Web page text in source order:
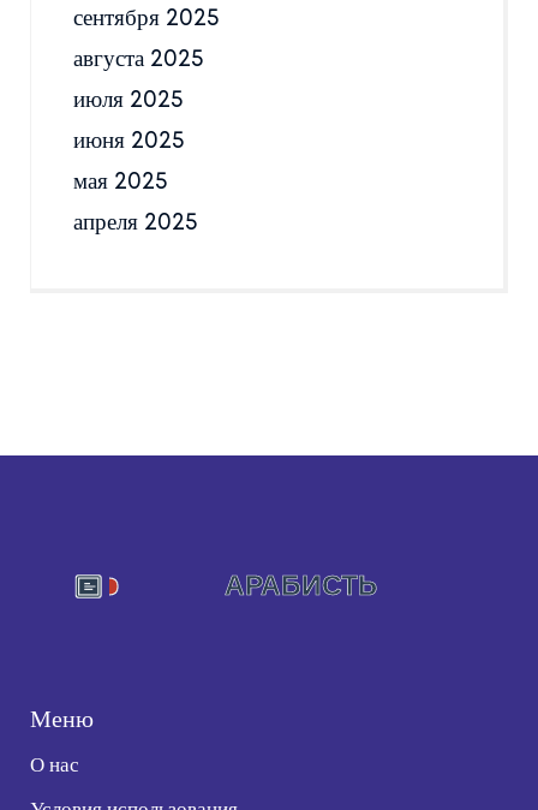
сентября 2025
августа 2025
июля 2025
июня 2025
мая 2025
апреля 2025
Меню
О нас